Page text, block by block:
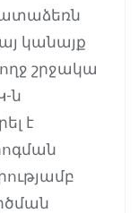
կանայք
շրջակա
ն
է